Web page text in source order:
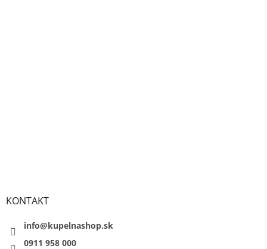
KONTAKT
info@kupelnashop.sk
0911 958 000